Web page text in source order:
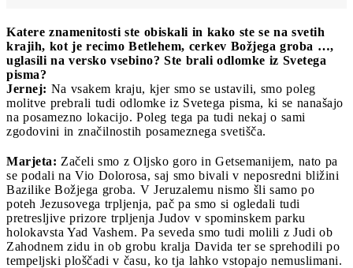
Katere znamenitosti ste obiskali in kako ste se na svetih
krajih, kot je recimo Betlehem, cerkev Božjega groba …,
uglasili na versko vsebino? Ste brali odlomke iz Svetega
pisma?
Jernej: Na vsakem kraju, kjer smo se ustavili, smo poleg
molitve prebrali tudi odlomke iz Svetega pisma, ki se nanašajo
na posamezno lokacijo. Poleg tega pa tudi nekaj o sami
zgodovini in značilnostih posameznega svetišča.
Marjeta: Začeli smo z Oljsko goro in Getsemanijem, nato pa
se podali na Vio Dolorosa, saj smo bivali v neposredni bližini
Bazilike Božjega groba. V Jeruzalemu nismo šli samo po
poteh Jezusovega trpljenja, pač pa smo si ogledali tudi
pretresljive prizore trpljenja Judov v spominskem parku
holokavsta Yad Vashem. Pa seveda smo tudi molili z Judi ob
Zahodnem zidu in ob grobu kralja Davida ter se sprehodili po
tempeljski ploščadi v času, ko tja lahko vstopajo nemuslimani.